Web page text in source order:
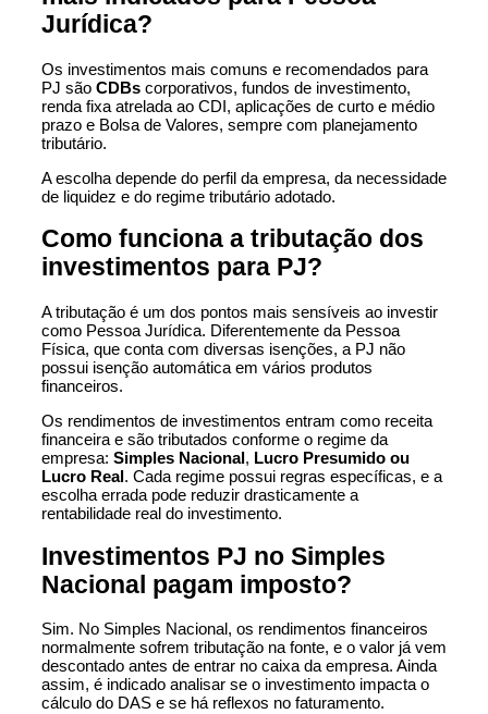
Jurídica?
Os investimentos mais comuns e recomendados para
PJ são CDBs corporativos, fundos de investimento,
renda fixa atrelada ao CDI, aplicações de curto e médio
prazo e Bolsa de Valores, sempre com planejamento
tributário.
A escolha depende do perfil da empresa, da necessidade
de liquidez e do regime tributário adotado.
Como funciona a tributação dos
investimentos para PJ?
A tributação é um dos pontos mais sensíveis ao investir
como Pessoa Jurídica. Diferentemente da Pessoa
Física, que conta com diversas isenções, a PJ não
possui isenção automática em vários produtos
financeiros.
Os rendimentos de investimentos entram como receita
financeira e são tributados conforme o regime da
empresa: Simples Nacional, Lucro Presumido ou
Lucro Real. Cada regime possui regras específicas, e a
escolha errada pode reduzir drasticamente a
rentabilidade real do investimento.
Investimentos PJ no Simples
Nacional pagam imposto?
Sim. No Simples Nacional, os rendimentos financeiros
normalmente sofrem tributação na fonte, e o valor já vem
descontado antes de entrar no caixa da empresa. Ainda
assim, é indicado analisar se o investimento impacta o
cálculo do DAS e se há reflexos no faturamento.